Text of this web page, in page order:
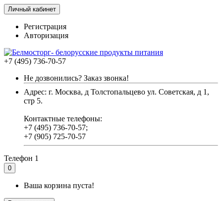
Личный кабинет
Регистрация
Авторизация
+7 (495) 736-70-57
Не дозвонились? Заказ звонка!
Адрес: г. Москва, д Толстопальцево ул. Советская, д 1,
стр 5.
Контактные телефоны:
+7 (495) 736-70-57;
+7 (905) 725-70-57
Телефон 1
0
Ваша корзина пуста!